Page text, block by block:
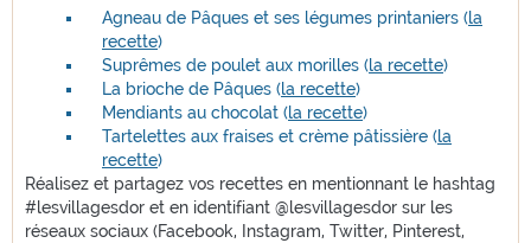
Agneau de Pâques et ses légumes printaniers (la
recette)
Suprêmes de poulet aux morilles (la recette)
La brioche de Pâques (la recette)
Mendiants au chocolat (la recette)
Tartelettes aux fraises et crème pâtissière (la
recette)
Réalisez et partagez vos recettes en mentionnant le hashtag
#lesvillagesdor et en identifiant @lesvillagesdor sur les
réseaux sociaux (Facebook, Instagram, Twitter, Pinterest,